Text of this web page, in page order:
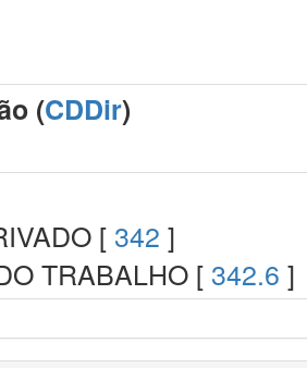
(CDDir)
[ 342 ]
TRABALHO [ 342.6 ]